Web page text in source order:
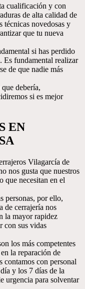
cualificación y con
de alta calidad de
técnicas novedosas y
que tu nueva
si has perdido
Es fundamental realizar
de que nadie más
debería,
si es mejor
EN
Vilagarcía de
nos gusta que nuestros
que necesitan en el
personas, por ello,
de cerrajería nos
la mayor rapidez
con sus vidas
los más competentes
la reparación de
contamos con personal
y los 7 días de la
urgencia para solventar